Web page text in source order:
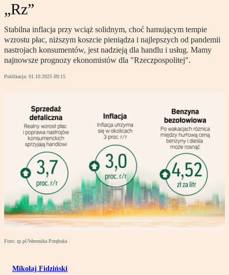
„Rz”
Stabilna inflacja przy wciąż solidnym, choć hamującym tempie
wzrostu płac, niższym koszcie pieniądza i najlepszych od pandemii
nastrojach konsumentów, jest nadzieją dla handlu i usług. Mamy
najnowsze prognozy ekonomistów dla "Rzeczpospolitej".
Publikacja: 01.10.2025 09:15
Foto: rp.pl/Weronika Porębska
Mikołaj Fidziński